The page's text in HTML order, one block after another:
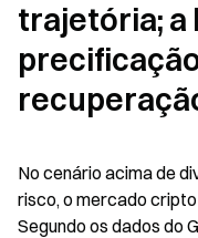
trajetória; a
No cenário acima de
risco, o mercado
Segundo os dados do